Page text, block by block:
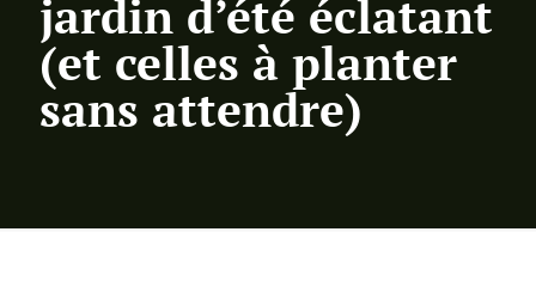
jardin d’été éclatant
(et celles à planter
sans attendre)